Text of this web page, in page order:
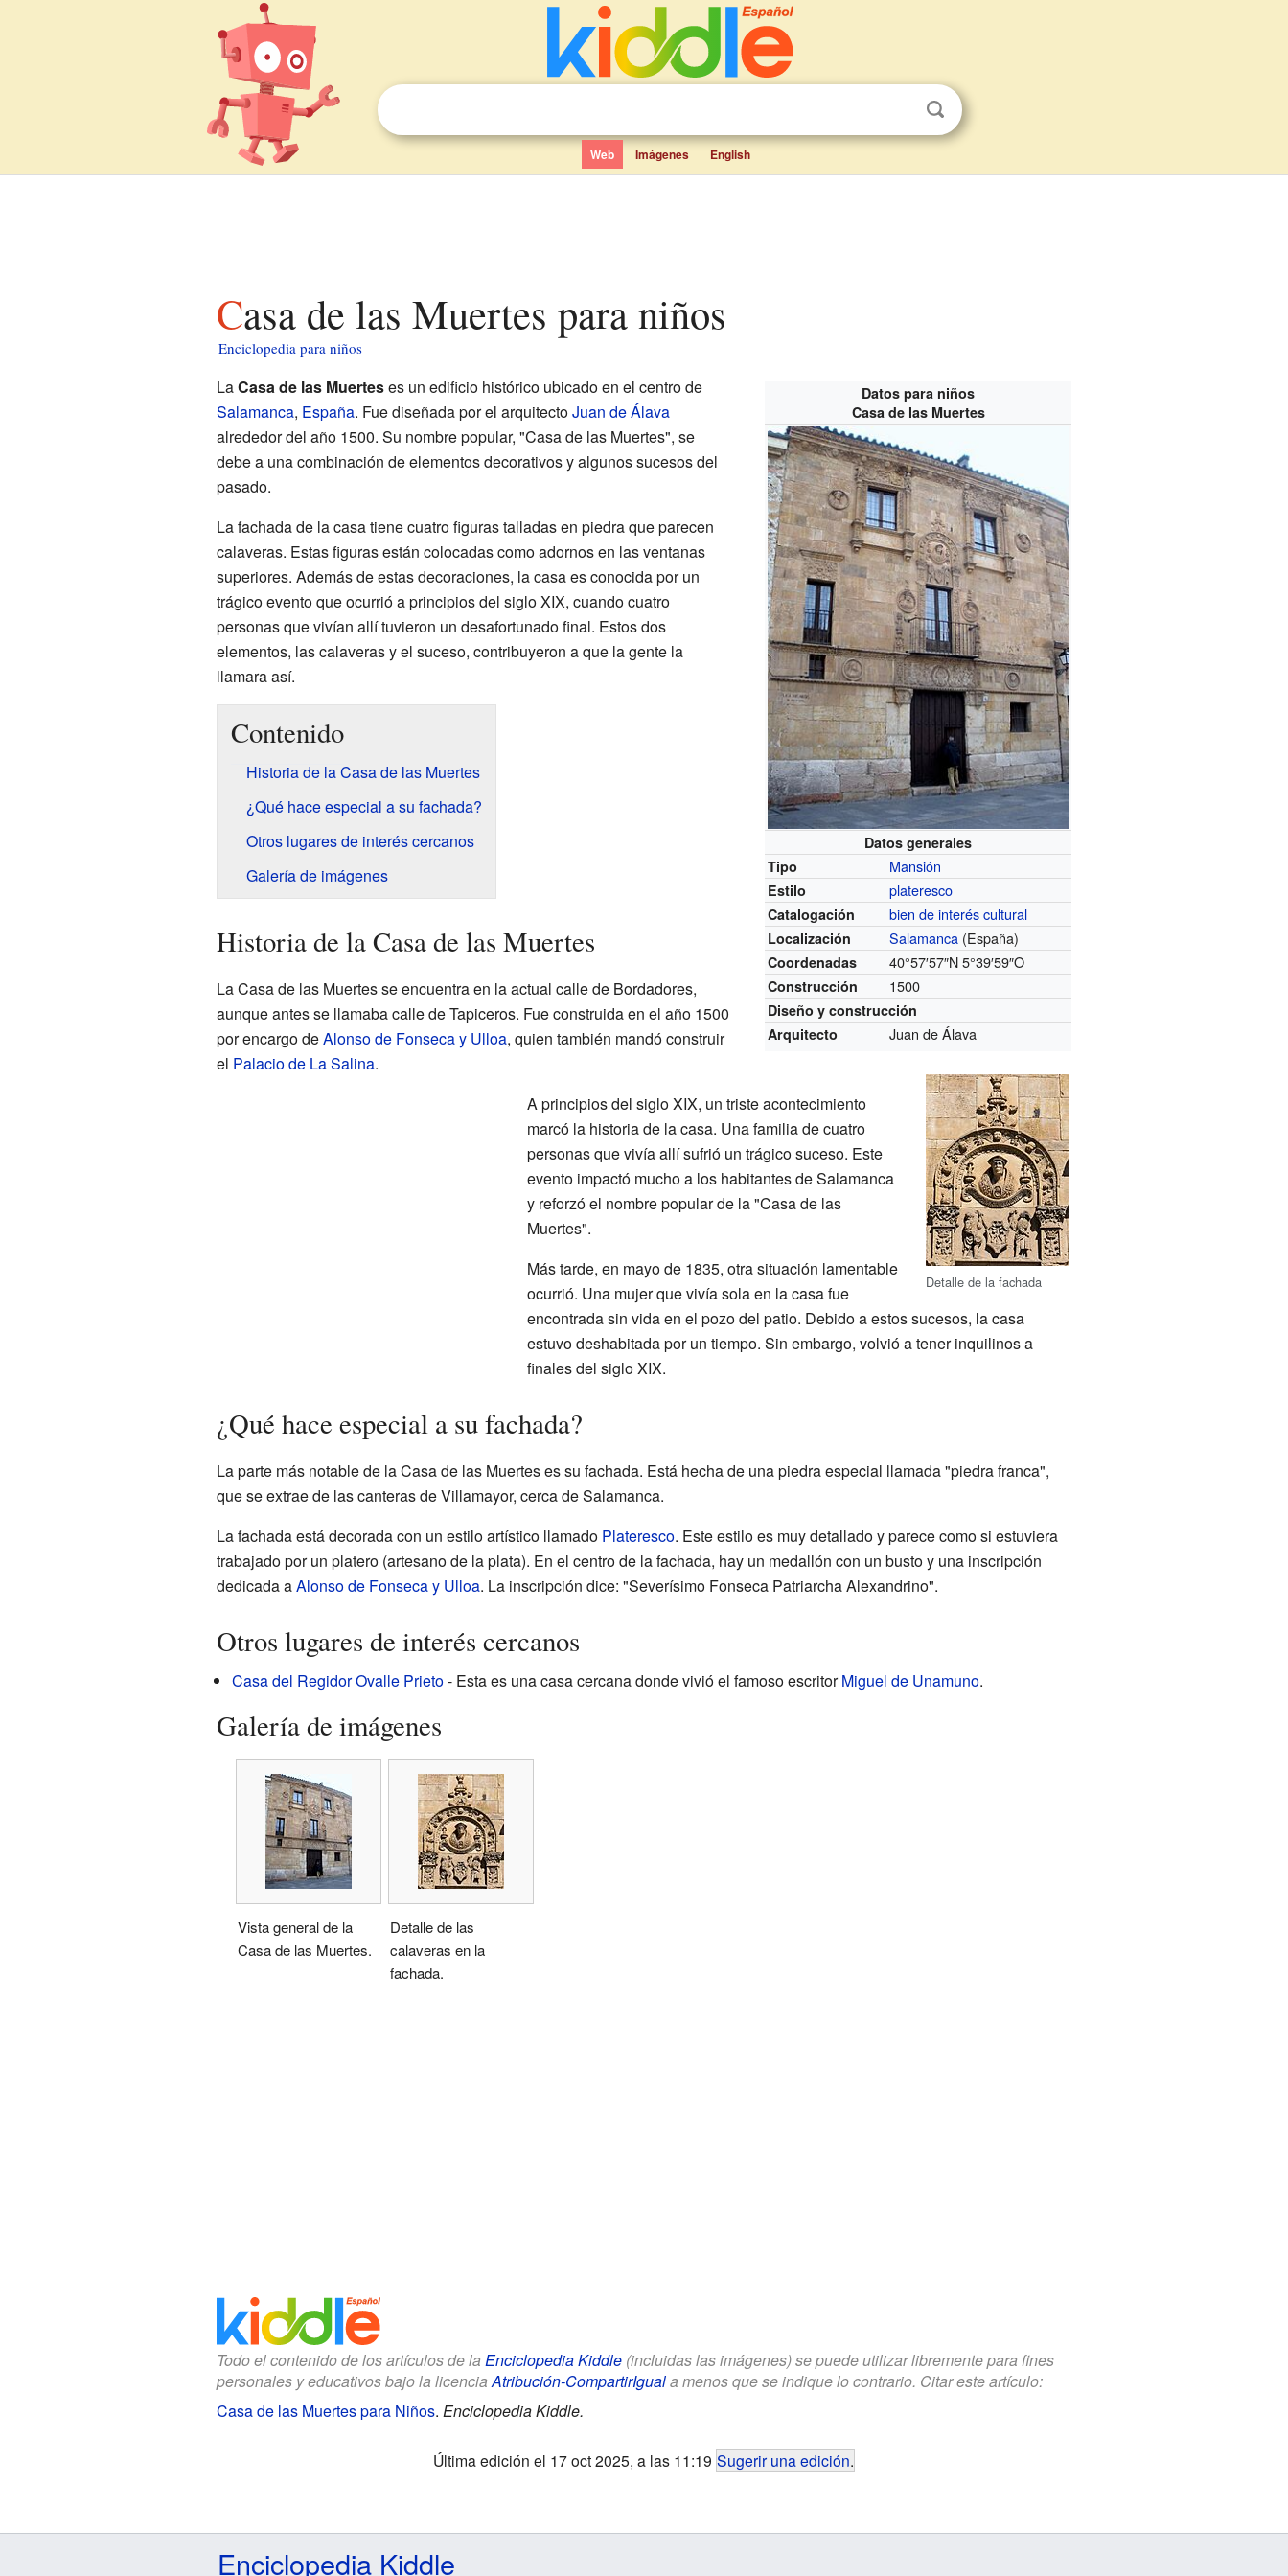
Web Imágenes English
Casa de las Muertes para niños
Enciclopedia para niños
Datos para niños
Casa de las Muertes
Datos generales
Tipo
Mansión
Estilo plateresco
Catalogación bien de interés cultural
Localización Salamanca (España)
Coordenadas 40°57′57″N 5°39′59″O
Construcción 1500
Diseño y construcción
Arquitecto
Juan de Álava
LaCasa de las Muerteses un edificio histórico ubicado en el centro de
Salamanca, España. Fue diseñada por el arquitectoJuan de Álava
alrededor del año 1500. Su nombre popular, "Casa de las Muertes", se
debe a una combinación de elementos decorativos y algunos sucesos del
pasado.
La fachada de la casa tiene cuatro figuras talladas en piedra que parecen
calaveras. Estas figuras están colocadas como adornos en las ventanas
superiores. Además de estas decoraciones, la casa es conocida por un
trágico evento que ocurrió a principios del siglo XIX, cuando cuatro
personas que vivían allí tuvieron un desafortunado final. Estos dos
elementos, las calaveras y el suceso, contribuyeron a que la gente la
llamara así.
Contenido
Historia de la Casa de las Muertes
¿Qué hace especial a su fachada?
Otros lugares de interés cercanos
Galería de imágenes
Historia de la Casa de las Muertes
Detalle de la fachada
La Casa de las Muertes se encuentra en la actual calle de Bordadores,
aunque antes se llamaba calle de Tapiceros. Fue construida en el año 1500
por encargo deAlonso de Fonseca y Ulloa, quien también mandó construir
el Palacio de La Salina.
A principios del siglo XIX, un triste acontecimiento
marcó la historia de la casa. Una familia de cuatro
personas que vivía allí sufrió un trágico suceso. Este
evento impactó mucho a los habitantes de Salamanca
y reforzó el nombre popular de la "Casa de las
Muertes".
Más tarde, en mayo de 1835, otra situación lamentable
ocurrió. Una mujer que vivía sola en la casa fue
encontrada sin vida en el pozo del patio. Debido a estos sucesos, la casa
estuvo deshabitada por un tiempo. Sin embargo, volvió a tener inquilinos a
finales del siglo XIX.
¿Qué hace especial a su fachada?
La parte más notable de la Casa de las Muertes es su fachada. Está hecha de una piedra especial llamada "piedra franca",
que se extrae de las canteras de Villamayor, cerca de Salamanca.
La fachada está decorada con un estilo artístico llamado Plateresco. Este estilo es muy detallado y parece como si estuviera
trabajado por un platero (artesano de la plata). En el centro de la fachada, hay un medallón con un busto y una inscripción
dedicada aAlonso de Fonseca y Ulloa. La inscripción dice: "Severísimo Fonseca Patriarcha Alexandrino".
Otros lugares de interés cercanos
Casa del Regidor Ovalle Prieto- Esta es una casa cercana donde vivió el famoso escritorMiguel de Unamuno.
Galería de imágenes
Vista general de la
Casa de las Muertes.
Detalle de las
calaveras en la
fachada.
Todo el contenido de los artículos de la Enciclopedia Kiddle(incluidas las imágenes) se puede utilizar libremente para fines
personales y educativos bajo la licencia Atribución-CompartirIguala menos que se indique lo contrario. Citar este artículo:
Casa de las Muertes para Niños. Enciclopedia Kiddle.
Última edición el 17 oct 2025, a las 11:19 Sugerir una edición.
Enciclopedia Kiddle